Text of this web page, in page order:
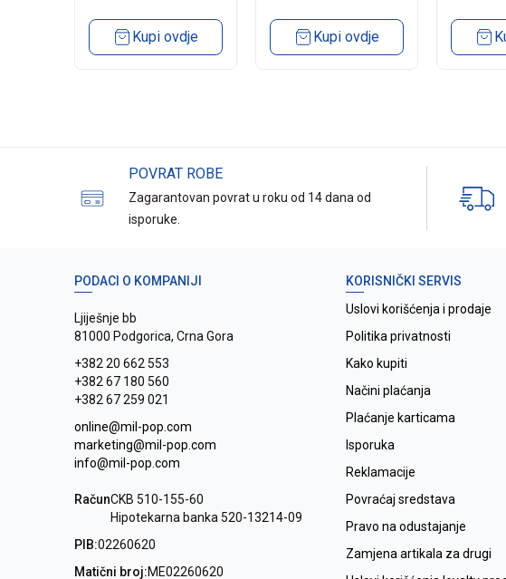
Kupi ovdje Kupi ovdje
POVRAT ROBE
Zagarantovan povrat u roku od 14 dana od
isporuke.
PODACI O KOMPANIJI
Ljiješnje bb
81000 Podgorica, Crna Gora
+382 20 662 553
+382 67 180 560
+382 67 259 021
online@mil-pop.com
marketing@mil-pop.com
info@mil-pop.com
RačunCKB 510-155-60
Hipotekarna banka 520-13214-09
PIB:02260620
Matični broj:ME02260620
KORISNIČKI SERVIS
Uslovi korišćenja i prodaje
Politika privatnosti
Kako kupiti
Načini plaćanja
Plaćanje karticama
Isporuka
Reklamacije
Povraćaj sredstava
Pravo na odustajanje
Zamjena artikala za drugi